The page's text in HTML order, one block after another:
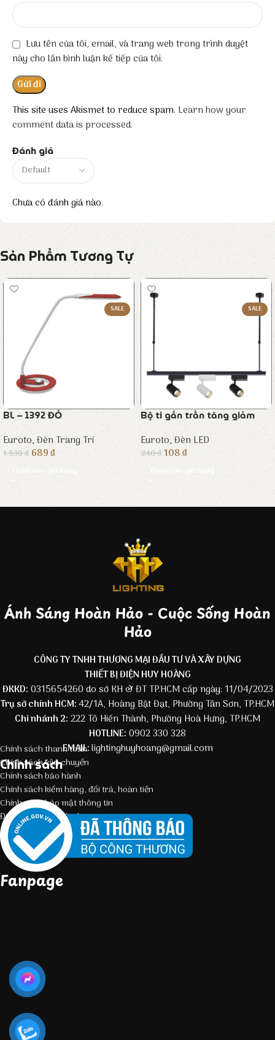
Đánh giá
Chưa có đánh giá nào.
Lưu tên của tôi, email, và trang web trong trình duyệt
này cho lần bình luận kế tiếp của tôi.
This site uses Akismet to reduce spam. Learn how your
comment data is processed.
Sản Phẩm Tương Tự
SALE
BL – 1392 ĐỎ
Euroto,Đèn Trang Trí
1.530₫ 689₫
Thêm vào giỏ hàng
SALE
Bộ ti gắn trần tăng giảm
Euroto,Đèn LED
240₫108₫
Thêm vào giỏ hàng
Ánh Sáng Hoàn Hảo - Cuộc Sống Hoàn
Hảo
CÔNG TY TNHH THƯƠNG MẠI ĐẦU TƯ VÀ XÂY DỰNG
THIẾT BỊ ĐIỆN HUY HOÀNG
ĐKKD: 0315654260 do sở KH & ĐT TP.HCM cấp ngày: 11/04/2023
Trụ sở chính HCM:42/1A, Hoàng Bật Đạt, Phường Tân Sơn, TP.HCM
Chi nhánh 2: 222 Tô Hiến Thành, Phường Hoà Hưng, TP.HCM
HOTLINE: 0902 330 328
EMAIL:lightinghuyhoang@gmail.com
Chính sách
Chính sách thanh toán
Chính sách vận chuyển
Chính sách bảo hành
Chính sách kiểm hàng, đổi trả, hoàn tiền
Chính sách bảo mật thông tin
Điều kiện giao dịch chung
Fanpage